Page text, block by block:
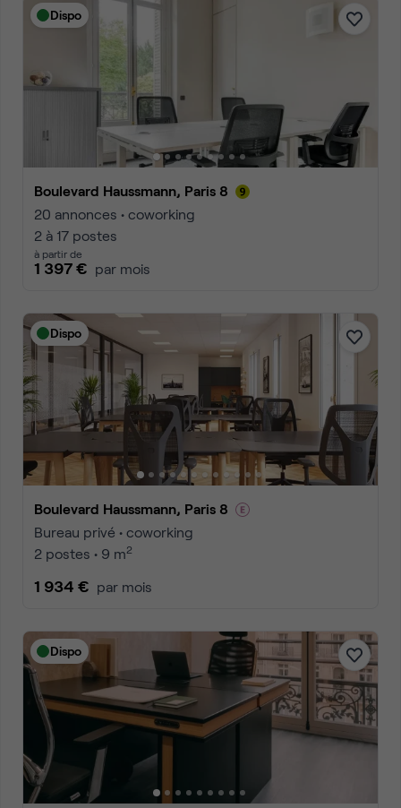
Dispo
Boulevard Haussmann, Paris 8
20 annonces • coworking
2 à 17 postes
à partir de
1 397 € par mois
Dispo
Boulevard Haussmann, Paris 8
Bureau privé • coworking
2 postes • 9 m2
1 934 € par mois
Dispo